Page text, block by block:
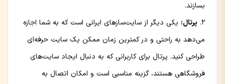
بسازند.
پرتال: یکی دیگر از سایت‌سازهای ایرانی است که به شما اجازه
می‌دهد به راحتی و در کمترین زمان ممکن یک سایت حرفه‌ای
طراحی کنید. پرتال برای کاربرانی که به دنبال ایجاد سایت‌های
فروشگاهی هستند، گزینه مناسبی است و امکان اتصال به